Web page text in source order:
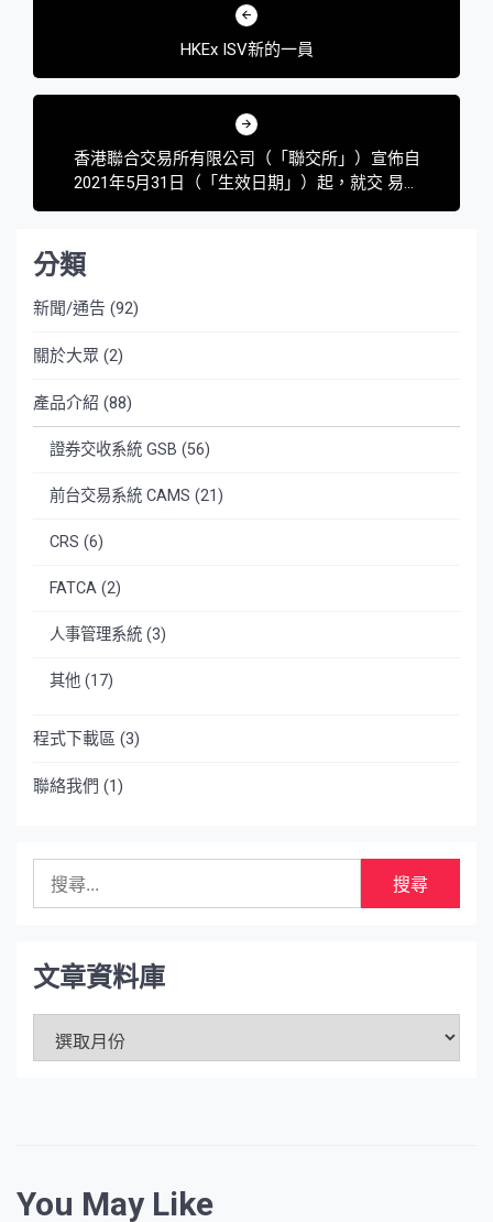
覽
HKEx ISV新的一員
香港聯合交易所有限公司（「聯交所」）宣佈自
2021年5月31日（「生效日期」）起，就交 易所
買賣產品（ETP）交易推出新措施
分類
新聞/通告 (92)
關於大眾 (2)
產品介紹 (88)
證券交收系統 GSB (56)
前台交易系統 CAMS (21)
CRS (6)
FATCA (2)
人事管理系統 (3)
其他 (17)
程式下載區 (3)
聯絡我們 (1)
字:
文章資料庫
資
You May Like